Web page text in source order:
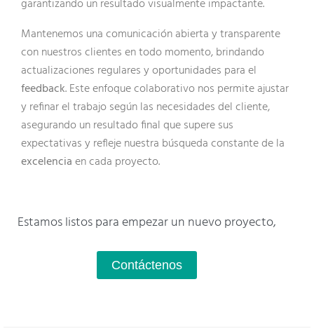
garantizando un resultado visualmente impactante.
Mantenemos una comunicación abierta y transparente
con nuestros clientes en todo momento, brindando
actualizaciones regulares y oportunidades para el
feedback. Este enfoque colaborativo nos permite ajustar
y refinar el trabajo según las necesidades del cliente,
asegurando un resultado final que supere sus
expectativas y refleje nuestra búsqueda constante de la
excelenciaen cada proyecto.
Estamos listos para empezar un nuevo proyecto,
Contáctenos